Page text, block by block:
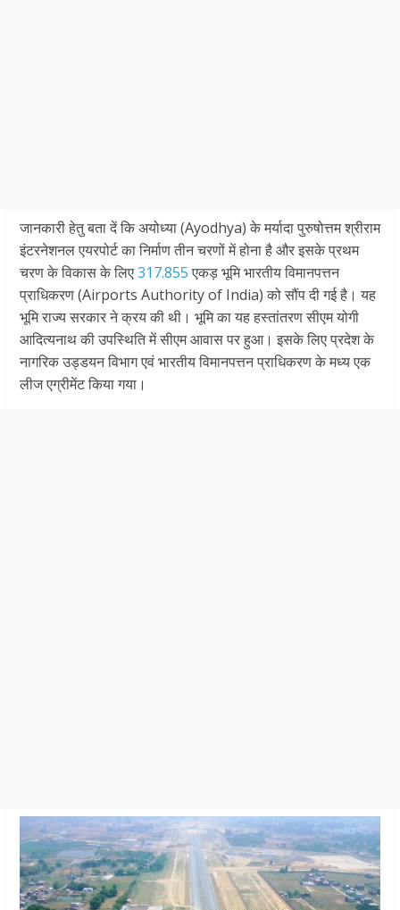
जानकारी हेतु बता दें कि अयोध्‍या (Ayodhya) के मर्यादा पुरुषोत्तम श्रीराम
इंटरनेशनल एयरपोर्ट का निर्माण तीन चरणों में होना है और इसके प्रथम
चरण के विकास के लिए317.855एकड़ भूमि भारतीय विमानपत्तन
प्राधिकरण (Airports Authority of India) को सौंप दी गई है। यह
भूमि राज्‍य सरकार ने क्रय की थी। भूमि का यह हस्तांतरण सीएम योगी
आदित्‍यनाथ की उपस्थिति में सीएम आवास पर हुआ। इसके लिए प्रदेश के
नागरिक उड्डयन विभाग एवं भारतीय विमानपत्तन प्राधिकरण के मध्य एक
लीज एग्रीमेंट किया गया।